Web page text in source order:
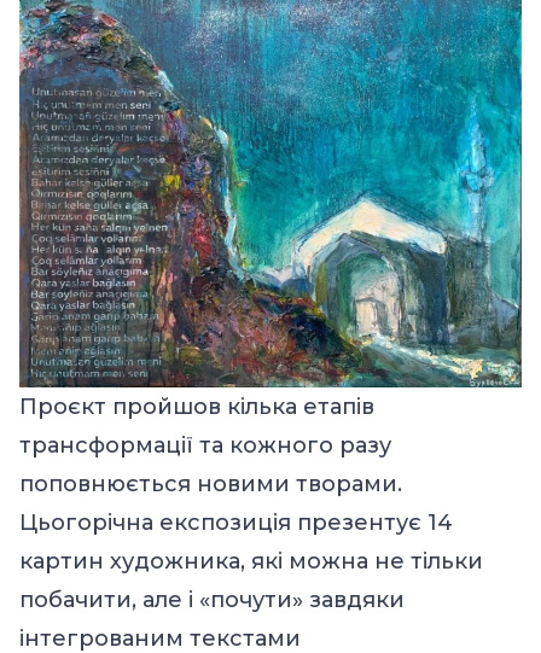
Проєкт пройшов кілька етапів
трансформації та кожного разу
поповнюється новими творами.
Цьогорічна експозиція презентує 14
картин художника, які можна не тільки
побачити, але і «почути» завдяки
інтегрованим текстами